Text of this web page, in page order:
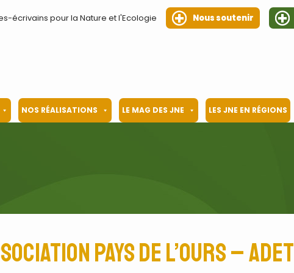
écrivains pour la Nature et l'Ecologie Nous soutenir
NOS RÉALISATIONS LE MAG DES JNE LES JNE EN RÉGIONS
Pays de l’Ours – Adet